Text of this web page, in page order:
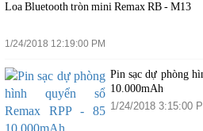
Loa Bluetooth tròn mini Remax RB - M13
1/24/2018 12:19:00 PM
Pin sạc dự phòng
10.000mAh
1/24/2018 3:15:00